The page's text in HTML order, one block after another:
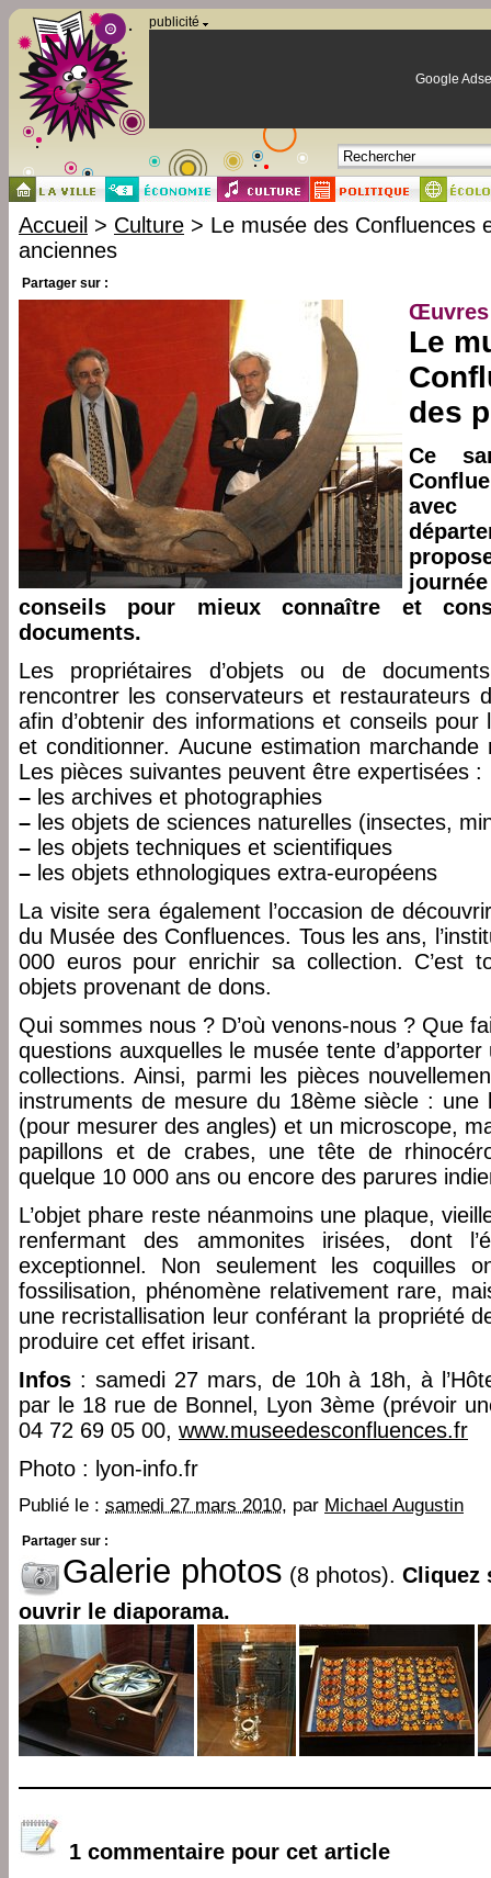
publicité
Google
Accueil > Culture > Le musée des Confluences
anciennes
Partager sur :
Œuvres
Le
des
Ce
conseils pour mieux connaître et
documents.
Les propriétaires d’objets ou de
rencontrer les conservateurs et restaurateurs
afin d’obtenir des informations et conseils
et conditionner. Aucune estimation
Les pièces suivantes peuvent être expertisées :
– les archives et photographies
– les objets de sciences naturelles (insectes,
– les objets techniques et scientifiques
– les objets ethnologiques extra-européens
La visite sera également l’occasion de
du Musée des Confluences. Tous les ans,
000 euros pour enrichir sa collection. C’est
objets provenant de dons.
Qui sommes nous ? D’où venons-nous ? Que
questions auxquelles le musée tente
collections. Ainsi, parmi les pièces
instruments de mesure du 18ème siècle : une
(pour mesurer des angles) et un microscope,
papillons et de crabes, une tête de
quelque 10 000 ans ou encore des parures
L’objet phare reste néanmoins une plaque,
renfermant des ammonites irisées, dont
exceptionnel. Non seulement les coquilles
fossilisation, phénomène relativement rare,
une recristallisation leur conférant la propriété
produire cet effet irisant.
Infos : samedi 27 mars, de 10h à 18h, à
par le 18 rue de Bonnel, Lyon 3ème (prévoir
04 72 69 05 00, www.museedesconfluences.fr
Photo : lyon-info.fr
Publié le : samedi 27 mars 2010, par Michael Augustin
Partager sur :
Galerie photos (8 photos). Cliquez
ouvrir le diaporama.
1 commentaire pour cet article
Panneau de gestion des cookies